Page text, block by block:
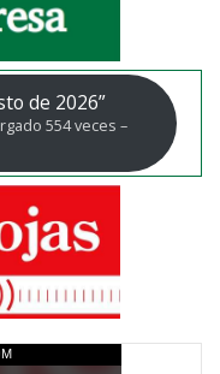
de 2026”
554 veces –